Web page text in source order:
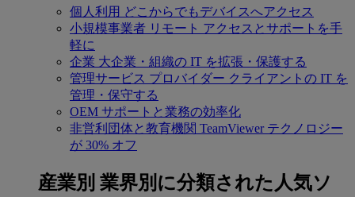
個人利用 どこからでもデバイスへアクセス
小規模事業者 リモート アクセスとサポートを手
軽に
企業 大企業・組織の IT を拡張・保護する
管理サービス プロバイダー クライアントの IT を
管理・保守する
OEM サポートと業務の効率化
非営利団体と教育機関 TeamViewer テクノロジー
が 30% オフ
産業別 業界別に分類された人気ソ